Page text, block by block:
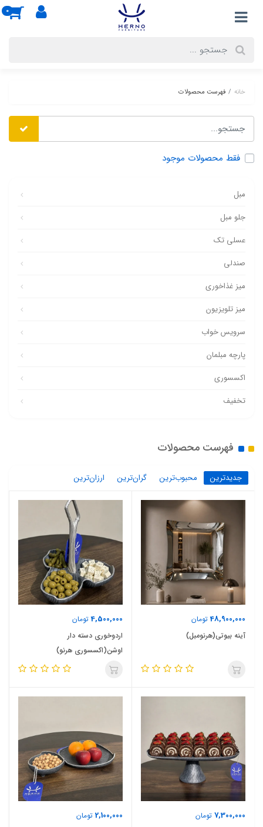
0
خانه فهرست محصولات
فقط محصولات موجود
مبل
جلو مبل
عسلی تک
صندلی
میز غذاخوری
میز تلویزیون
سرویس خواب
پارچه مبلمان
اکسسوری
تخفیف
فهرست محصولات
جدیدترین محبوب‌ترین گران‌ترین ارزان‌ترین
48,900,000تومان
آینه بیوتی(هرنومبل)
4,500,000تومان
اردوخوری دسته دار
اوشن(اکسسوری هرنو)
7,300,000 تومان
2,100,000 تومان